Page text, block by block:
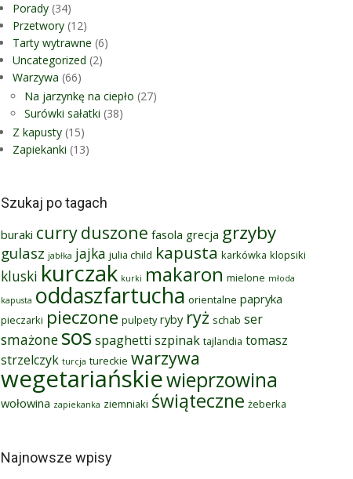
Porady (34)
Przetwory (12)
Tarty wytrawne (6)
Uncategorized (2)
Warzywa (66)
Na jarzynkę na ciepło (27)
Surówki sałatki (38)
Z kapusty (15)
Zapiekanki (13)
Szukaj po tagach
buraki curryduszone fasola grecja grzyby
gulasz jabłka jajka julia child kapusta karkówka klopsiki
kluski kurczak kurki makaron mielone młoda
kapusta oddaszfartucha orientalne papryka
pieczarki pieczone pulpety ryby ryż schab ser
smażone sosspaghetti szpinak tajlandia tomasz
strzelczyk turcja tureckie warzywa
wegetariańskiewieprzowina
wołowina zapiekanka ziemniaki świąteczne żeberka
Najnowsze wpisy